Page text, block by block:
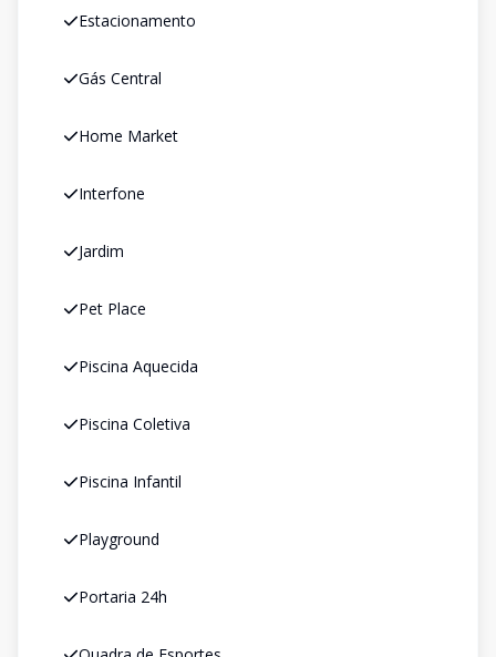
Estacionamento
Gás Central
Home Market
Interfone
Jardim
Pet Place
Piscina Aquecida
Piscina Coletiva
Piscina Infantil
Playground
Portaria 24h